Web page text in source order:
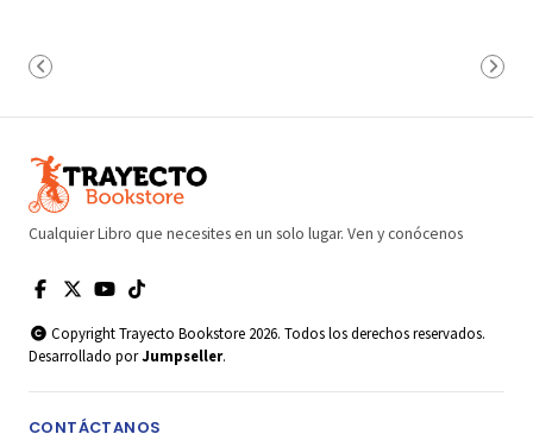
Cualquier Libro que necesites en un solo lugar. Ven y conócenos
Copyright Trayecto Bookstore 2026. Todos los derechos reservados.
Desarrollado porJumpseller.
CONTÁCTANOS